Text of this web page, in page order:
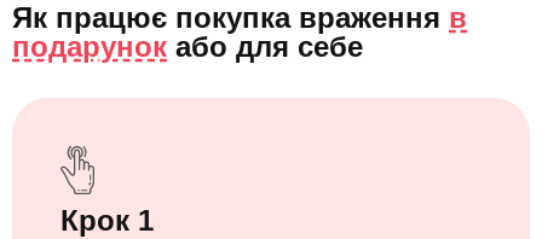
Як працює покупка враження в
подарунок або для себе
Крок 1